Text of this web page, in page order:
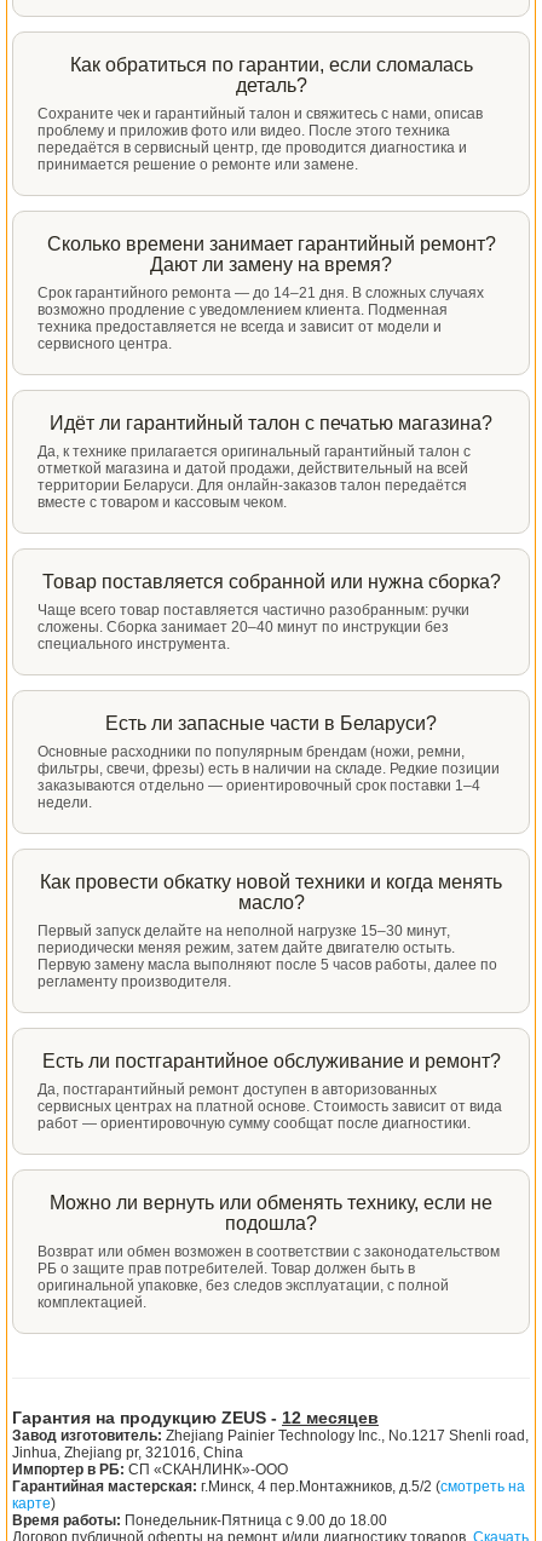
Как обратиться по гарантии, если сломалась
деталь?
Сохраните чек и гарантийный талон и свяжитесь с нами, описав
проблему и приложив фото или видео. После этого техника
передаётся в сервисный центр, где проводится диагностика и
принимается решение о ремонте или замене.
Сколько времени занимает гарантийный ремонт?
Дают ли замену на время?
Срок гарантийного ремонта — до 14–21 дня. В сложных случаях
возможно продление с уведомлением клиента. Подменная
техника предоставляется не всегда и зависит от модели и
сервисного центра.
Идёт ли гарантийный талон с печатью магазина?
Да, к технике прилагается оригинальный гарантийный талон с
отметкой магазина и датой продажи, действительный на всей
территории Беларуси. Для онлайн-заказов талон передаётся
вместе с товаром и кассовым чеком.
Товар поставляется собранной или нужна сборка?
Чаще всего товар поставляется частично разобранным: ручки
сложены. Сборка занимает 20–40 минут по инструкции без
специального инструмента.
Есть ли запасные части в Беларуси?
Основные расходники по популярным брендам (ножи, ремни,
фильтры, свечи, фрезы) есть в наличии на складе. Редкие позиции
заказываются отдельно — ориентировочный срок поставки 1–4
недели.
Как провести обкатку новой техники и когда менять
масло?
Первый запуск делайте на неполной нагрузке 15–30 минут,
периодически меняя режим, затем дайте двигателю остыть.
Первую замену масла выполняют после 5 часов работы, далее по
регламенту производителя.
Есть ли постгарантийное обслуживание и ремонт?
Да, постгарантийный ремонт доступен в авторизованных
сервисных центрах на платной основе. Стоимость зависит от вида
работ — ориентировочную сумму сообщат после диагностики.
Можно ли вернуть или обменять технику, если не
подошла?
Возврат или обмен возможен в соответствии с законодательством
РБ о защите прав потребителей. Товар должен быть в
оригинальной упаковке, без следов эксплуатации, с полной
комплектацией.
Гарантия на продукцию ZEUS - 12 месяцев
Завод изготовитель: Zhejiang Painier Technology Inc., No.1217 Shenli road,
Jinhua, Zhejiang pr, 321016, China
Импортер в РБ: СП «СКАНЛИНК»-ООО
Гарантийная мастерская: г.Минск, 4 пер.Монтажников, д.5/2 (смотреть на
карте)
Время работы: Понедельник-Пятница с 9.00 до 18.00
Договор публичной оферты на ремонт и/или диагностику товаров. Скачать